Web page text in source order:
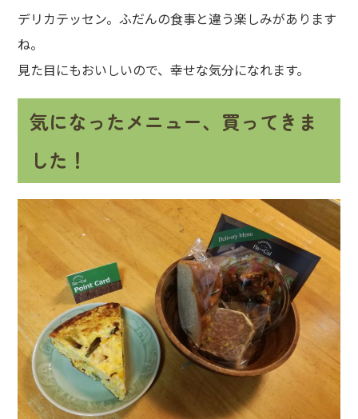
デリカテッセン。ふだんの食事と違う楽しみがあります
ね。
見た目にもおいしいので、幸せな気分になれます。
気になったメニュー、買ってきま
した！